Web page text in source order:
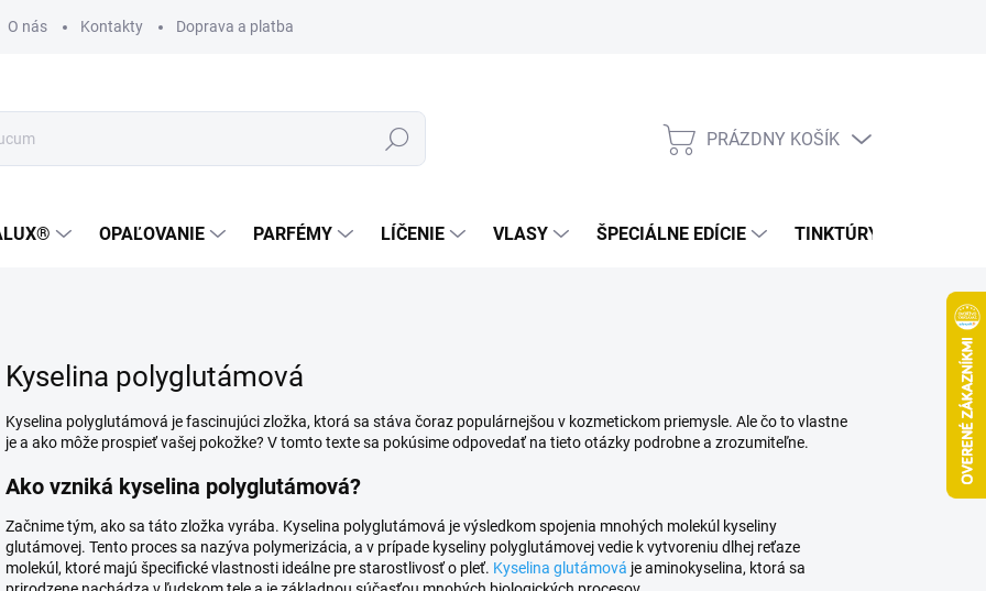
O nás Kontakty Doprava a platba
Hľadať
NÁKUPNÝ
PRÁZDNY KOŠÍK
OPAĽOVANIE PARFÉMY LÍČENIE VLASY ŠPECIÁLNE EDÍCIE TINKTÚRY
Kyselina polyglutámová
Kyselina polyglutámová je fascinujúci zložka, ktorá sa stáva čoraz populárnejšou v kozmetickom priemysle. Ale čo to vlastne
je a ako môže prospieť vašej pokožke? V tomto texte sa pokúsime odpovedať na tieto otázky podrobne a zrozumiteľne.
Ako vzniká kyselina polyglutámová?
Začnime tým, ako sa táto zložka vyrába. Kyselina polyglutámová je výsledkom spojenia mnohých molekúl kyseliny
glutámovej. Tento proces sa nazýva polymerizácia, a v prípade kyseliny polyglutámovej vedie k vytvoreniu dlhej reťaze
molekúl, ktoré majú špecifické vlastnosti ideálne pre starostlivosť o pleť. Kyselina glutámová je aminokyselina, ktorá sa